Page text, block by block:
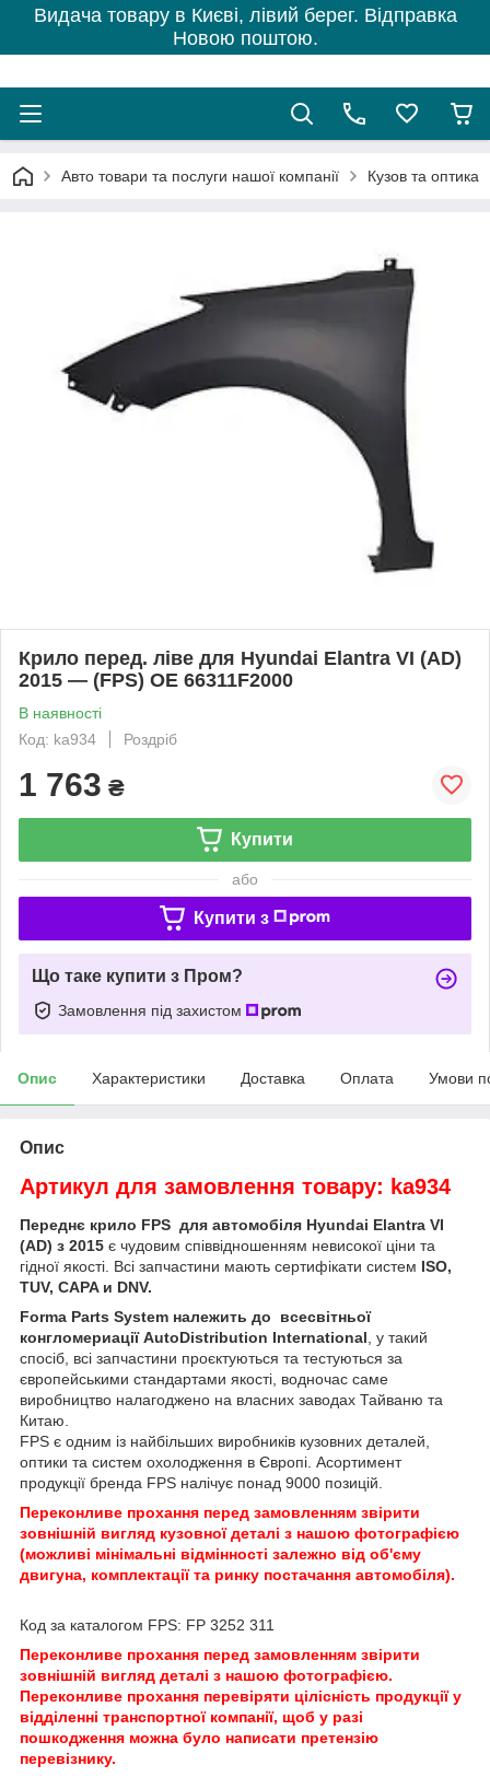
Видача товару в Києві, лівий берег. Відправка
Новою поштою.
Авто товари та послуги нашої компанії Кузов та оптика
Крило перед. ліве для Hyundai Elantra VI (AD)
2015 — (FPS) OE 66311F2000
В наявності
Код: ka934
Роздріб
1 763 ₴
Купити
або
Купити з
Що таке купити з Пром?
Замовлення під захистом
Опис Характеристики Доставка Оплата Умови
Опис
Артикул для замовлення товару: ka934
Переднє крило FPS для автомобіля Hyundai Elantra VI
(AD) з 2015 є чудовим співвідношенням невисокої ціни та
гідної якості. Всі запчастини мають сертифікати систем ISO,
TUV, CAPA и DNV.
Forma Parts System належить до всесвітньої
конгломериації AutoDistribution International, у такий
спосіб, всі запчастини проєктуються та тестуються за
європейськими стандартами якості, водночас саме
виробництво налагоджено на власних заводах Тайваню та
Китаю.
FPS є одним із найбільших виробників кузовних деталей,
оптики та систем охолодження в Європі. Асортимент
продукції бренда FPS налічує понад 9000 позицій.
Переконливе прохання перед замовленням звірити
зовнішній вигляд кузовної деталі з нашою фотографією
(можливі мінімальні відмінності залежно від об'єму
двигуна, комплектації та ринку постачання автомобіля).
Код за каталогом FPS: FP 3252 311
Переконливе прохання перед замовленням звірити
зовнішній вигляд деталі з нашою фотографією.
Переконливе прохання перевіряти цілісність продукції у
відділенні транспортної компанії, щоб у разі
пошкодження можна було написати претензію
перевізнику.